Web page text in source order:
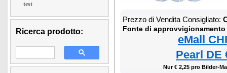
test
Ricerca prodotto:
Prezzo di Vendita Consigliato:
Fonte di approvvigionamento
eMall
Pearl DE
Nur € 2,25 pro Bilder-